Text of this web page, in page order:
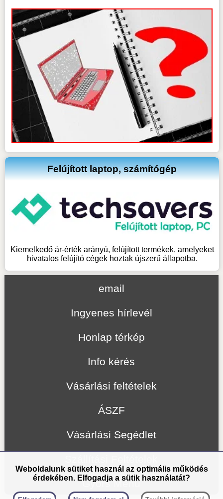
Felújított laptop, számítógép
Kiemelkedő ár-érték arányú, felújított termékek, amelyeket
hivatalos felújító cégek hoztak újszerű állapotba.
email
Ingyenes hírlevél
Honlap térkép
Info kérés
Vásárlási feltételek
ÁSZF
Vásárlási Segédlet
Gyors Menü
Weboldalunk sütiket használ az optimális működés
érdekében. Elfogadja a sütik használatát?